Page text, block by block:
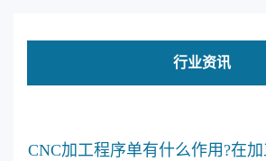
行业资讯
CNC加工程序单有什么作用?在